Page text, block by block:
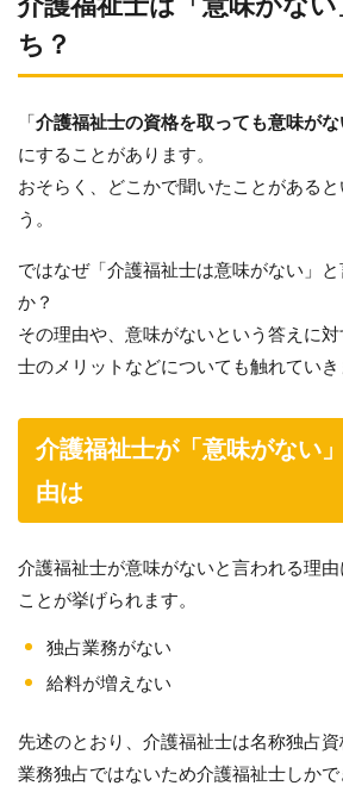
ち？
「 介護福祉士の資格を取っても意味がな
にすることがあります。
おそらく、どこかで聞いたことがある
う。
ではなぜ「介護福祉士は意味がない」
か？
その理由や、意味がないという答えに
士のメリットなどについても触れていき
介護福祉士が「意味がない
由は
介護福祉士が意味がないと言われる理
ことが挙げられます。
独占業務がない
給料が増えない
先述のとおり、介護福祉士は名称独占資
業務独占ではないため介護福祉士しか